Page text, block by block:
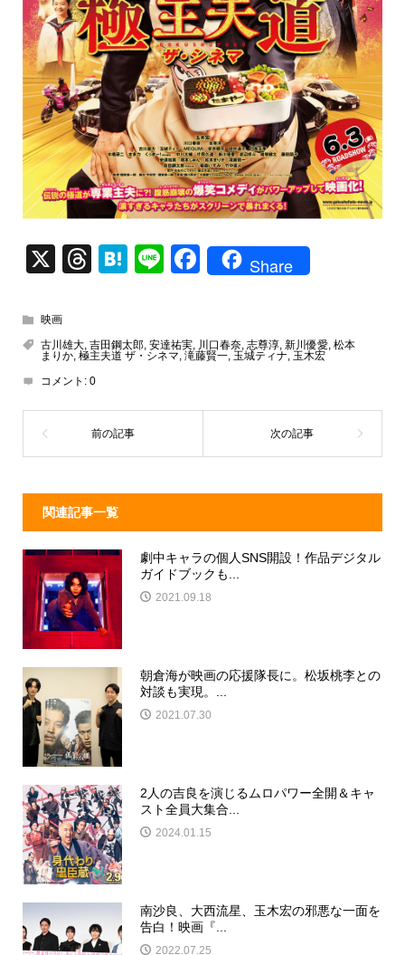
X
T
a
d
s
H
n
Li
F
e
o
k
Share
映画
古川雄大, 吉田鋼太郎, 安達祐実, 川口春奈, 志尊淳, 新川優愛, 松本
まりか, 極主夫道 ザ・シネマ 滝藤賢一, 玉城ティナ 玉木宏
コメント: 0
関連記事一覧
劇中キャラの個人SNS開設！作品デジタル
ガイドブックも...
2021.09.18
朝倉海が映画の応援隊長に。松坂桃李との
対談も実現。...
2021.07.30
2人の吉良を演じるムロパワー全開＆キャ
スト全員大集合...
2024.01.15
南沙良、大西流星、玉木宏の邪悪な一面を
告白！映画『...
2022.07.25